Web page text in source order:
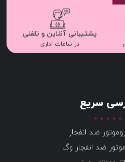
پشتیبانی آنلاین و تلفنی
در ساعات اداری
سریع
ضد انفجار
ضد انفجار وگ